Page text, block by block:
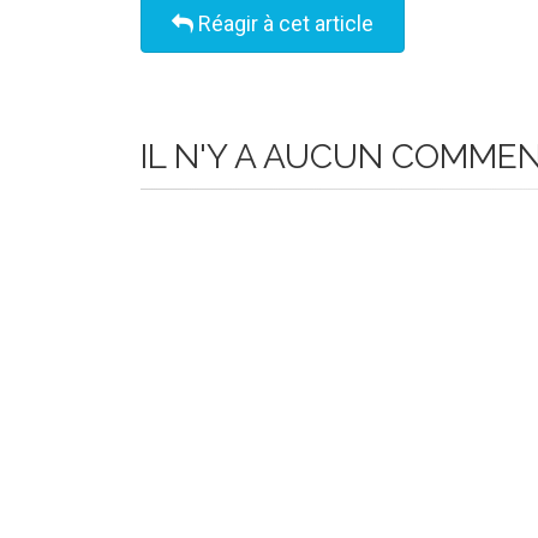
Réagir à cet article
IL N'Y A AUCUN